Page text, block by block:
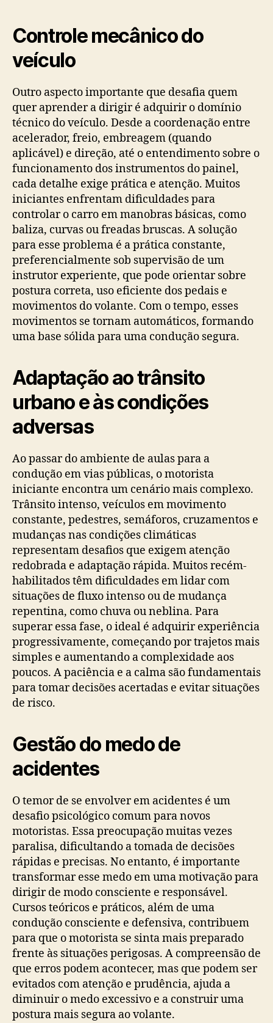
Controle mecânico do
veículo
Outro aspecto importante que desafia quem
quer aprender a dirigir é adquirir o domínio
técnico do veículo. Desde a coordenação entre
acelerador, freio, embreagem (quando
aplicável) e direção, até o entendimento sobre o
funcionamento dos instrumentos do painel,
cada detalhe exige prática e atenção. Muitos
iniciantes enfrentam dificuldades para
controlar o carro em manobras básicas, como
baliza, curvas ou freadas bruscas. A solução
para esse problema é a prática constante,
preferencialmente sob supervisão de um
instrutor experiente, que pode orientar sobre
postura correta, uso eficiente dos pedais e
movimentos do volante. Com o tempo, esses
movimentos se tornam automáticos, formando
uma base sólida para uma condução segura.
Adaptação ao trânsito
urbano e às condições
adversas
Ao passar do ambiente de aulas para a
condução em vias públicas, o motorista
iniciante encontra um cenário mais complexo.
Trânsito intenso, veículos em movimento
constante, pedestres, semáforos, cruzamentos e
mudanças nas condições climáticas
representam desafios que exigem atenção
redobrada e adaptação rápida. Muitos recém-
habilitados têm dificuldades em lidar com
situações de fluxo intenso ou de mudança
repentina, como chuva ou neblina. Para
superar essa fase, o ideal é adquirir experiência
progressivamente, começando por trajetos mais
simples e aumentando a complexidade aos
poucos. A paciência e a calma são fundamentais
para tomar decisões acertadas e evitar situações
de risco.
Gestão do medo de
acidentes
O temor de se envolver em acidentes é um
desafio psicológico comum para novos
motoristas. Essa preocupação muitas vezes
paralisa, dificultando a tomada de decisões
rápidas e precisas. No entanto, é importante
transformar esse medo em uma motivação para
dirigir de modo consciente e responsável.
Cursos teóricos e práticos, além de uma
condução consciente e defensiva, contribuem
para que o motorista se sinta mais preparado
frente às situações perigosas. A compreensão de
que erros podem acontecer, mas que podem ser
evitados com atenção e prudência, ajuda a
diminuir o medo excessivo e a construir uma
postura mais segura ao volante.